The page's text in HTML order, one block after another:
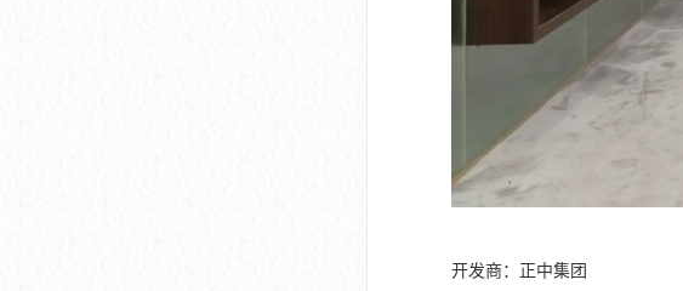
开发商：正中集团